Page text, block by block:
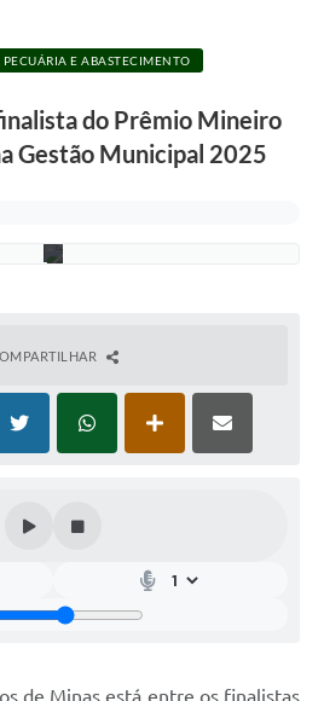
PECUÁRIA E ABASTECIMENTO
do Prêmio Mineiro
Gestão Municipal 2025
é
r
C
de Minas está entre os finalistas